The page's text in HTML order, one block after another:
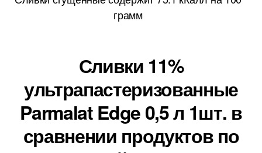
грамм
Сливки 11%
ультрапастеризованные
Parmalat Edge 0,5 л 1шт. в
сравнении продуктов по